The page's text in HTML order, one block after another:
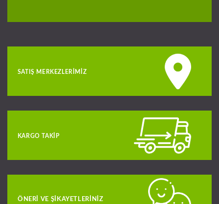
SATIŞ MERKEZLERIMIZ
KARGO TAKIP
ÖNERI VE ŞIKAYETLERINIZ